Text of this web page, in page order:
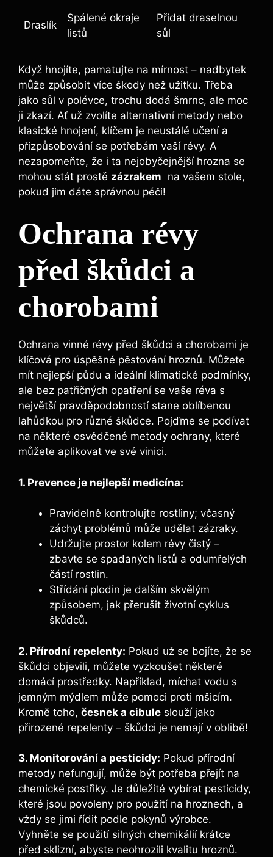
Draslík
Spálené okraje
listů
Přidat draselnou
sůl
Když hnojíte, pamatujte na mírnost⁤ – nadbytek
může způsobit ⁢více škody než užitku. Třeba
jako sůl v polévce, trochu dodá šmrnc, ale moc
ji zkazí. Ať už zvolíte ⁢alternativní metody nebo
klasické ⁤hnojení, klíčem je neustálé učení a
přizpůsobování se potřebám vaší révy. A
nezapomeňte, že i ta nejobyčejnější hrozna se
mohou stát prostě zázrakem ⁢ na vašem ‍stole,
pokud jim dáte správnou péči!
Ochrana révy
před škůdci a
chorobami
Ochrana vinné révy před‍ škůdci a chorobami je
klíčová pro ⁣úspěšné pěstování hroznů. ⁢Můžete
mít nejlepší půdu a ideální ⁣klimatické podmínky,
ale bez patřičných opatření se ⁣vaše réva s
největší pravděpodobností stane oblíbenou
lahůdkou pro ‍různé škůdce. Pojďme se podívat
na některé osvědčené metody ochrany, které
můžete aplikovat ve své vinici.
1. Prevence je nejlepší medicína:
Pravidelně kontrolujte rostliny; včasný
záchyt problémů může udělat zázraky.
Udržujte prostor kolem révy​ čistý –
zbavte se spadaných listů a odumřelých
částí rostlin.
Střídání plodin je dalším skvělým‌
způsobem, jak ⁢přerušit životní cyklus
škůdců.
2. Přírodní⁤ repelenty: Pokud už se bojíte, že‌ se
škůdci objevili, můžete vyzkoušet ⁤některé
domácí prostředky. Například, míchat vodu s
jemným mýdlem může pomoci ​proti mšicím.
Kromě toho, česnek ‍a cibule slouží jako
přirozené repelenty – škůdci je nemají v oblibě!
3. Monitorování a pesticidy: Pokud přírodní
metody nefungují, může být potřeba přejít na
chemické postřiky. Je důležité vybírat pesticidy,
které jsou povoleny pro použití na hroznech,⁣ a
vždy se jimi řídit podle pokynů výrobce.
Vyhněte se použití silných chemikálií krátce
před sklizní, abyste neohrozili kvalitu hroznů.